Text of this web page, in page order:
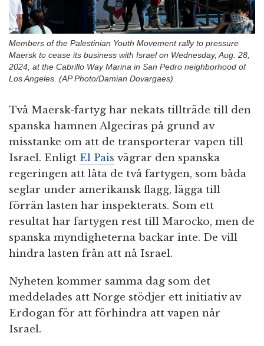
Members of the Palestinian Youth Movement rally to pressure
Maersk to cease its business with Israel on Wednesday, Aug. 28,
2024, at the Cabrillo Way Marina in San Pedro neighborhood of
Los Angeles. (AP Photo/Damian Dovargaes)
Två Maersk-fartyg har nekats tillträde till den
spanska hamnen Algeciras på grund av
misstanke om att de transporterar vapen till
Israel. Enligt El Pais vägrar den spanska
regeringen att låta de två fartygen, som båda
seglar under amerikansk flagg, lägga till
förrän lasten har inspekterats. Som ett
resultat har fartygen rest till Marocko, men de
spanska myndigheterna backar inte. De vill
hindra lasten från att nå Israel.
Nyheten kommer samma dag som det
meddelades att Norge stödjer ett initiativ av
Erdogan för att förhindra att vapen når
Israel.